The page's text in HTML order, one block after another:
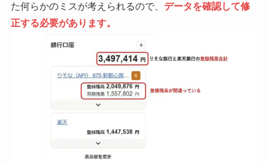
た何らかのミスが考えられるので、 データを確認して修
正する必要があります。